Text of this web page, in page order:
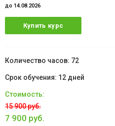
до 14.08.2026
Купить курс
72
12 дней
15 900 руб.
7 900 руб.